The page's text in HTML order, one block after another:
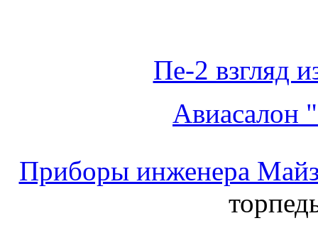
Пе-2 взгляд
Авиасалон
Приборы инженера